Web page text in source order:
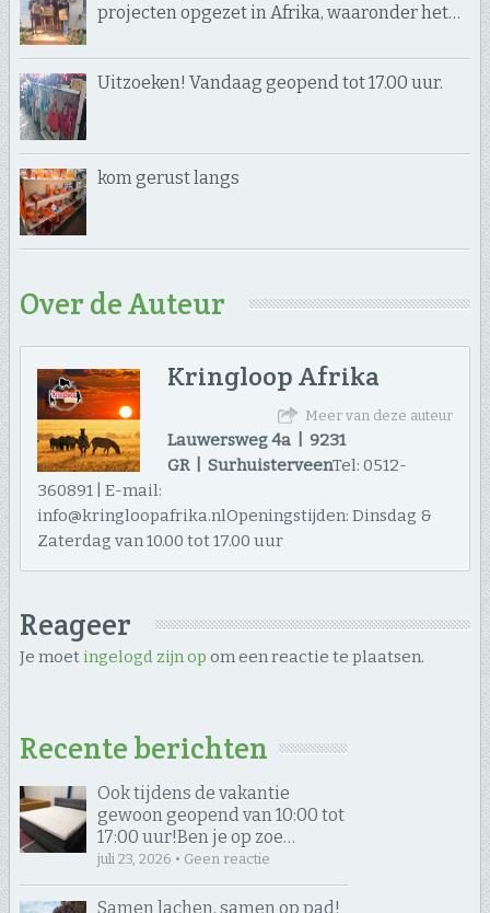
projecten opgezet in Afrika, waaronder het…
Uitzoeken! Vandaag geopend tot 17.00 uur.
kom gerust langs
Over de Auteur
Kringloop Afrika
Meer van deze auteur
Lauwersweg 4a | 9231
GR | SurhuisterveenTel: 0512-
360891 | E-mail:
info@kringloopafrika.nlOpeningstijden: Dinsdag &
Zaterdag van 10.00 tot 17.00 uur
Reageer
Je moet ingelogd zijn op om een reactie te plaatsen.
Recente berichten
Ook tijdens de vakantie
gewoon geopend van 10:00 tot
17:00 uur! ​Ben je op zoe…
juli 23, 2026 • Geen reactie
Samen lachen, samen op pad! ​